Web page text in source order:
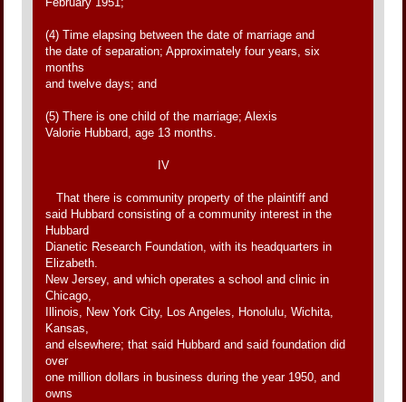
(4) Time elapsing between the date of marriage and
the date of separation; Approximately four years, six
months
and twelve days; and
(5) There is one child of the marriage; Alexis
Valorie Hubbard, age 13 months.
IV
That there is community property of the plaintiff and
said Hubbard consisting of a community interest in the
Hubbard
Dianetic Research Foundation, with its headquarters in
Elizabeth.
New Jersey, and which operates a school and clinic in
Chicago,
Illinois, New York City, Los Angeles, Honolulu, Wichita,
Kansas,
and elsewhere; that said Hubbard and said foundation did
over
one million dollars in business during the year 1950, and
owns